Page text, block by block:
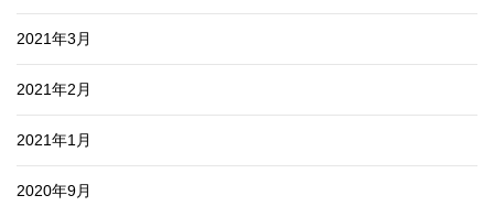
2021年3月
2021年2月
2021年1月
2020年9月